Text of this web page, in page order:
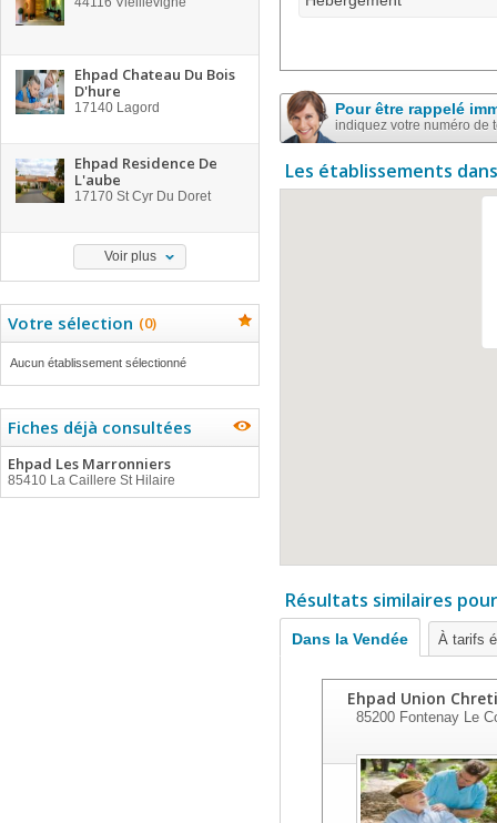
Ehpad Chateau Du Bois
D'hure
17140 Lagord
Ehpad Residence De
L'aube
17170 St Cyr Du Doret
Voir plus
Votre sélection (0)
Aucun établissement sélectionné
Fiches déjà consultées
Ehpad Les Marronniers
85410 La Caillere St Hilaire
Pour être rappelé
indiquez votre numéro de
Les établissements
Résultats similaires
Dans la Vendée À tarifs
Ehpad Union
85200 Fontenay Le